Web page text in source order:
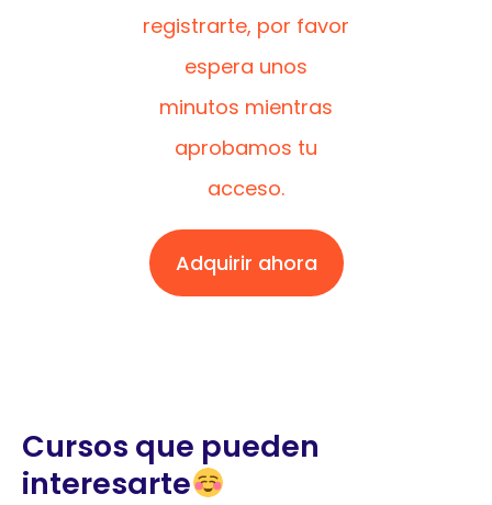
registrarte, por favor
espera unos
minutos mientras
aprobamos tu
acceso.
Adquirir ahora
Cursos que pueden
interesarte